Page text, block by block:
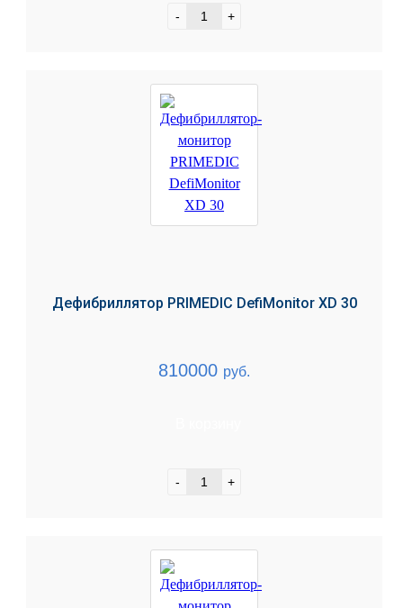
- +
Дефибриллятор PRIMEDIC DefiMonitor XD 30
810000 руб.
- +